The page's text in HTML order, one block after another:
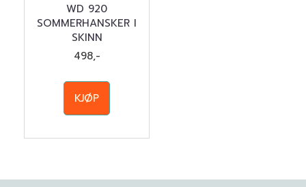
WD 920
SOMMERHANSKER I
SKINN
498,-
KJØP